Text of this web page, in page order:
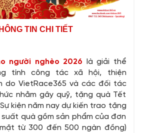
TIN CHI TIẾT
người nghèo 2026 là giải thể
tính công tác xã hội, thiện
do VietRace365 và các đối tác
nhằm gây quỹ, tặng quà Tết
kiện năm nay dự kiến trao tặng
suất quà gồm sản phẩm của đơn
từ 300 đến 500 ngàn đồng)